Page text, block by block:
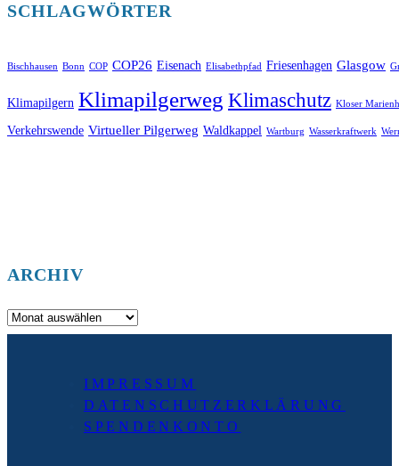
SCHLAGWÖRTER
Bischhausen Bonn COP COP26 Eisenach Elisabethpfad Friesenhagen Glasgow
Klimapilgern Klimapilgerweg Klimaschutz Kloser
Verkehrswende Virtueller Pilgerweg Waldkappel Wartburg Wasserkraftwerk
ARCHIV
Archiv
IMPRESSUM
DATENSCHUTZERKLÄRUNG
SPENDENKONTO